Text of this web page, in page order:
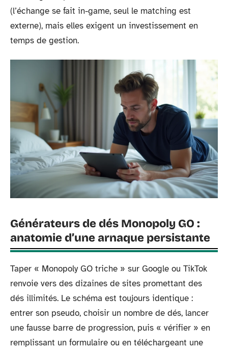
(l’échange se fait in-game, seul le matching est
externe), mais elles exigent un investissement en
temps de gestion.
Générateurs de dés Monopoly GO :
anatomie d’une arnaque persistante
Taper « Monopoly GO triche » sur Google ou TikTok
renvoie vers des dizaines de sites promettant des
dés illimités. Le schéma est toujours identique :
entrer son pseudo, choisir un nombre de dés, lancer
une fausse barre de progression, puis « vérifier » en
remplissant un formulaire ou en téléchargeant une